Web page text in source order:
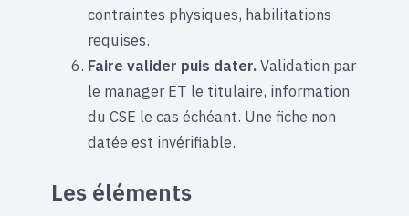
contraintes physiques, habilitations
requises.
Faire valider puis dater.Validation par
le manager ET le titulaire, information
du CSE le cas échéant. Une fiche non
datée est invérifiable.
Les éléments